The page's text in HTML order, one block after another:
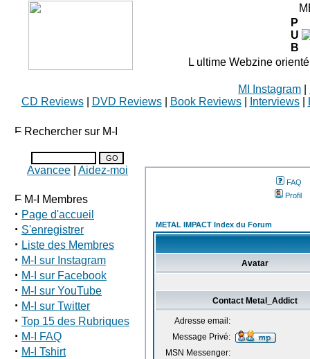
P
U
B
L ultime Webzine
MI Instagram
CD Reviews| DVD Reviews| Book Reviews| Interviews|
Rechercher sur M-I
Avancee Aidez-moi
M-I Membres
· Page d'accueil
· S'enregistrer
· Liste des Membres
· M-I sur Instagram
· M-I sur Facebook
· M-I sur YouTube
· M-I sur Twitter
· Top 15 des Rubriques
· M-I FAQ
· M-I Tshirt
FAQ
Profil
METAL IMPACT Index du Forum
Avatar
Contact Metal_Addict
Adresse email:
Message Privé:
MSN Messenger: